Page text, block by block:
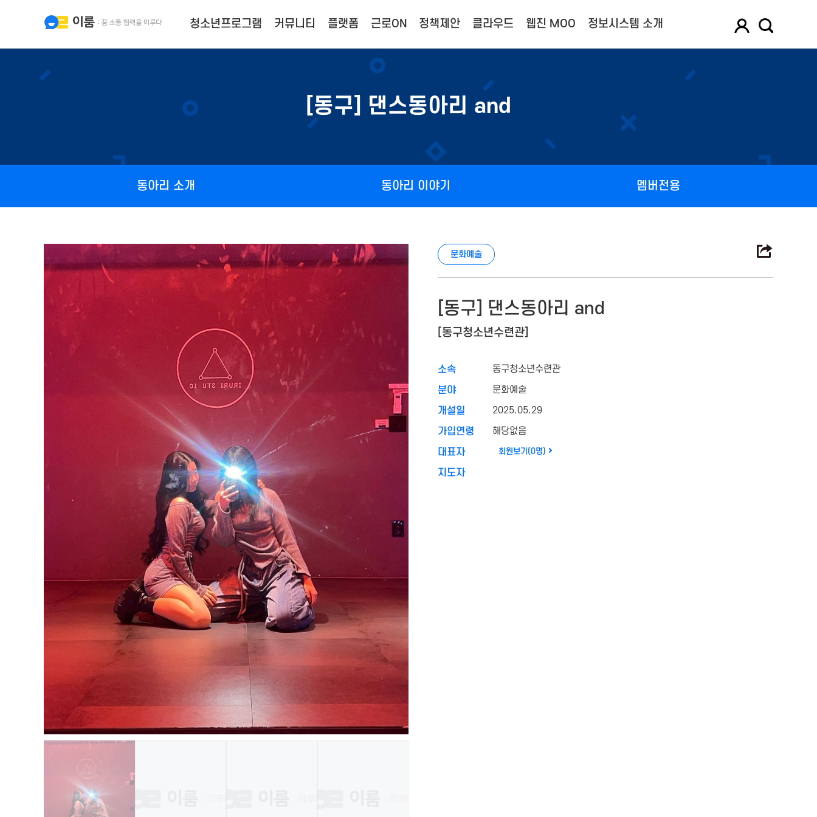
청소년프로그램 커뮤니티 플랫폼 근로ON 정책제안 클라우드 웹진 MOO 정보시스템 소개
[동구] 댄스동아리 and
동아리 소개 동아리 이야기 멤버전용
문화예술
[동구] 댄스동아리 and
[동구청소년수련관]
소속
동구청소년수련관
분야
문화예술
개설일
2025.05.29
가입연령
해당없음
대표자
회원보기(0명)
지도자